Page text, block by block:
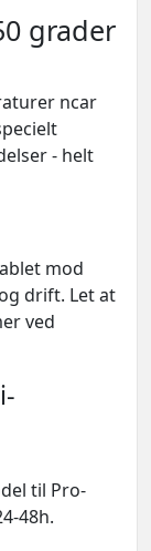
grader
ncar
- helt
mod
drift. Let at
ved
til Pro-
48h.